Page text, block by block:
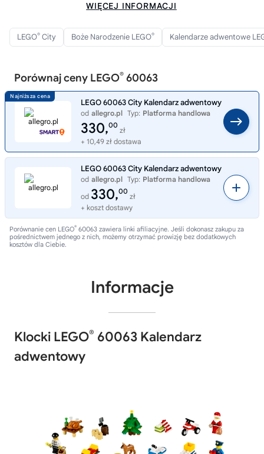
WIĘCEJ INFORMACJI
LEGO® City Boże Narodzenie LEGO® Kalendarze adwentowe
Porównaj ceny LEGO® 60063
LEGO 60063 City Kalendarz adwentowy
od allegro.pl Typ: Platforma handlowa
330,00
zł
+ 10,49 zł dostawa
LEGO 60063 City Kalendarz adwentowy
od allegro.pl Typ: Platforma handlowa
od 330,00
zł
+ koszt dostawy
Porównanie cen LEGO® 60063 zawiera linki afiliacyjne. Jeśli dokonasz zakupu za
pośrednictwem jednego z nich, możemy otrzymać prowizję bez dodatkowych
kosztów dla Ciebie.
Informacje
Klocki LEGO® 60063 Kalendarz
adwentowy